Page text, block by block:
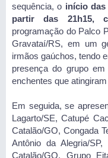
sequência, o início das
partir das 21h15,
programação do Palco
Gravataí/RS, em um
irmãos gaúchos, tendo
presença do grupo
enchentes que
Em seguida, se
Lagarto/SE, Catupé
Catalão/GO, Congada
Antônio da Alegria/
Catalão/GO, Grupo